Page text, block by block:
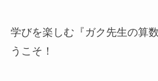
学びを楽しむ『ガク先生の算
うこそ！